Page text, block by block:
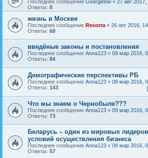
Последнее сообщение Georgelow « 27 авг 2017,
Ответы: 8
жизнь в Москве
Последнее сообщение Resorta « 26 окт 2016,
Ответы: 68
введёные законы и постановления
Последнее сообщение Anna123 « 09 мар 2016,
Ответы: 84
Демографические перспективы РБ
Последнее сообщение Anna123 « 09 мар 2016,
Ответы: 143
Что мы знаем о Чернобыле???
Последнее сообщение Anna123 « 09 мар 2016,
Ответы: 73
Беларусь – один из мировых
условий осуществления бизнеса
Последнее сообщение Anna123 « 09 мар 2016,
Ответы: 57